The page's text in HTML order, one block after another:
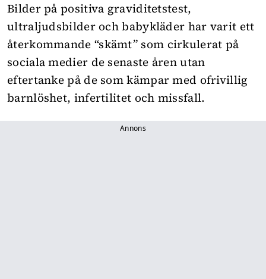
Bilder på positiva graviditetstest,
ultraljudsbilder och babykläder har varit ett
återkommande “skämt” som cirkulerat på
sociala medier de senaste åren utan
eftertanke på de som kämpar med ofrivillig
barnlöshet, infertilitet och missfall.
Annons